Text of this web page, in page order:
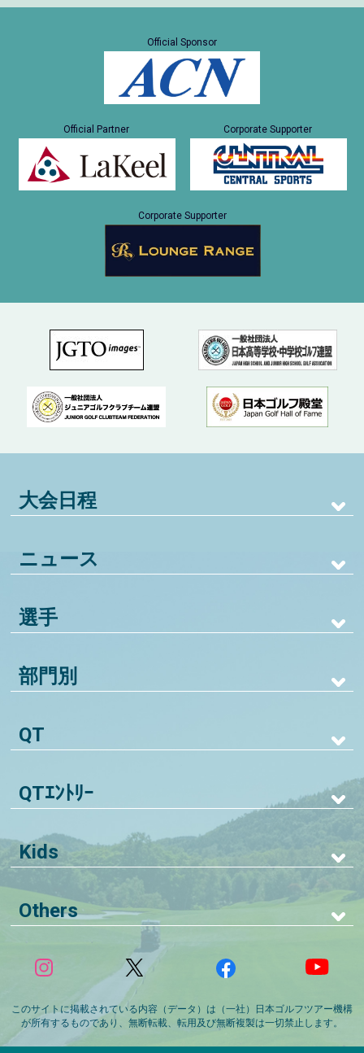
Official Sponsor
Official Partner Corporate Supporter
Corporate Supporter
大会日程
ニュース
選手
部門別
QT
QTｴﾝﾄﾘｰ
Kids
Others
このサイトに掲載されている内容（データ）は（一社）日本ゴルフツアー機構
が所有するものであり、無断転載、転用及び無断複製は一切禁止します。